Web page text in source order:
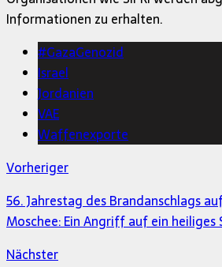
Informationen zu erhalten.
#GazaGenozid
Israel
Jordanien
VAE
Waffenexporte
Vorheriger
56. Jahrestag des Brandanschlags
Moschee: Ein Angriff auf ein heiliges
Nächster